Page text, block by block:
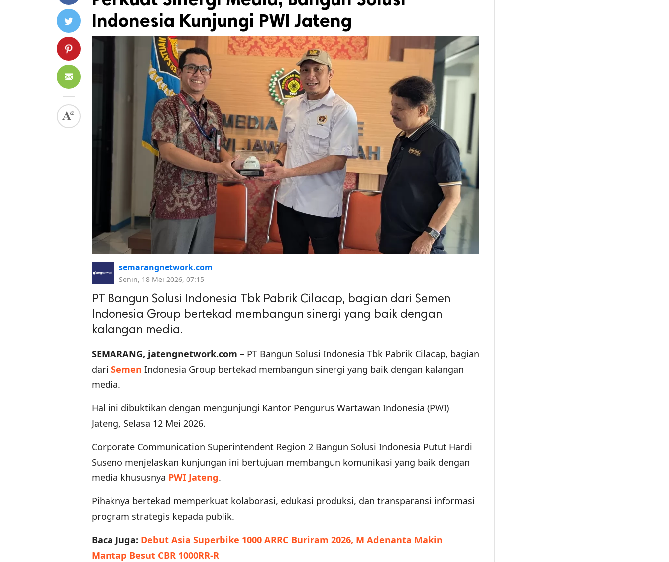
Indonesia Kunjungi PWI Jateng
semarangnetwork.com
Senin, 18 Mei 2026, 07:15
PT Bangun Solusi Indonesia Tbk Pabrik Cilacap, bagian dari Semen
Indonesia Group bertekad membangun sinergi yang baik dengan
kalangan media.
SEMARANG, jatengnetwork.com – PT Bangun Solusi Indonesia Tbk Pabrik Cilacap, bagian
dari Semen Indonesia Group bertekad membangun sinergi yang baik dengan kalangan
media.
Hal ini dibuktikan dengan mengunjungi Kantor Pengurus Wartawan Indonesia (PWI)
Jateng, Selasa 12 Mei 2026.
Corporate Communication Superintendent Region 2 Bangun Solusi Indonesia Putut Hardi
Suseno menjelaskan kunjungan ini bertujuan membangun komunikasi yang baik dengan
media khususnya PWI Jateng.
Pihaknya bertekad memperkuat kolaborasi, edukasi produksi, dan transparansi informasi
program strategis kepada publik.
Baca Juga: Debut Asia Superbike 1000 ARRC Buriram 2026, M Adenanta Makin
Mantap Besut CBR 1000RR-R